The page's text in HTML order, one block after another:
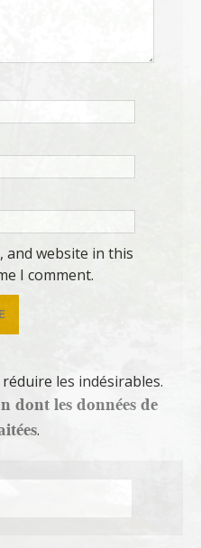
and website in this
I comment.
les indésirables.
dont les données de
.